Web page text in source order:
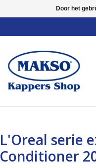
L'Oreal serie
Conditioner
Door het